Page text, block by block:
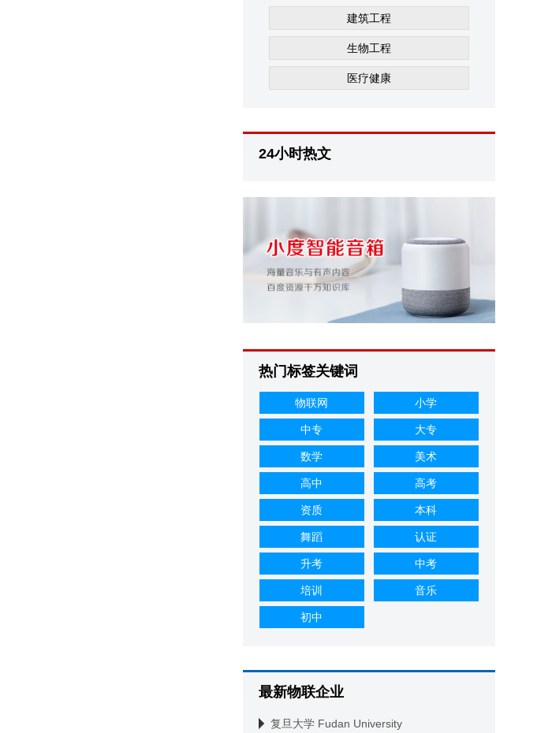
建筑工程
生物工程
医疗健康
24小时热文
热门标签关键词
物联网 小学
中专 大专
数学 美术
高中 高考
资质 本科
舞蹈 认证
升考 中考
培训 音乐
初中
最新物联企业
复旦大学 Fudan University